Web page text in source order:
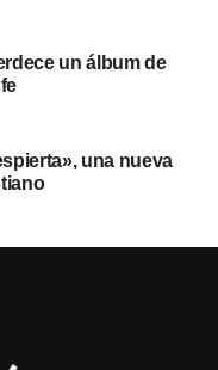
un álbum de
una nueva